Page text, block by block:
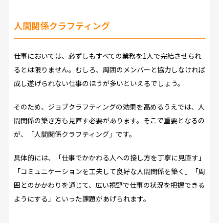
人間関係クラフティング
仕事においては、必ずしもすべての業務を1人で完結させられ
るとは限りません。むしろ、周囲のメンバーと協力しなければ
成し遂げられない仕事のほうが多いといえるでしょう。
そのため、ジョブクラフティングの効果を高めるうえでは、人
間関係の築き方も見直す必要があります。そこで重要となるの
が、「人間関係クラフティング」です。
具体的には、「仕事でかかわる人への接し方を丁寧に見直す」
「コミュニケーションを工夫して良好な人間関係を築く」「周
囲とのかかわりを通じて、広い視野で仕事の状況を把握できる
ようにする」といった課題があげられます。